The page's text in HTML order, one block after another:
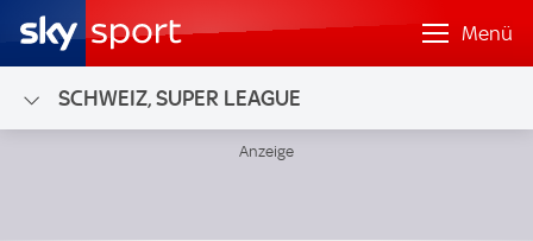
Menü
SCHWEIZ, SUPER LEAGUE